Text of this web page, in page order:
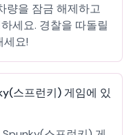
량을 잠금 해제하고
세요. 경찰을 따돌릴
세요!
스프런키) 게임에 있